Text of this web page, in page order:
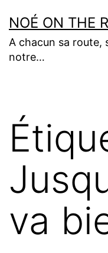
au
contenu
NOÉ ON THE
A chacun sa route,
notre…
va